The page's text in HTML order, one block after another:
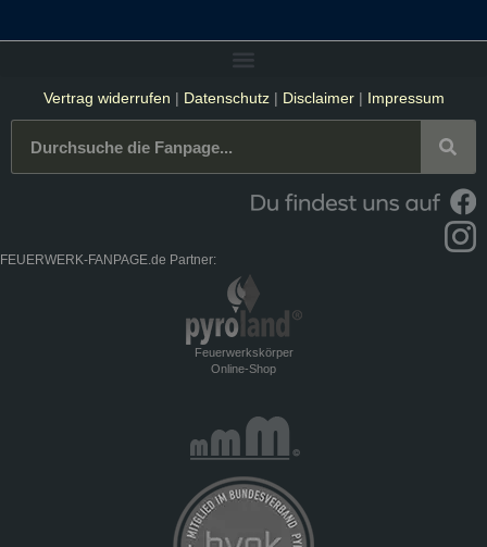
Vertrag widerrufen | Datenschutz| Disclaimer| Impressum
FEUERWERK-FANPAGE.de Partner:
Feuerwerkskörper
Online-Shop